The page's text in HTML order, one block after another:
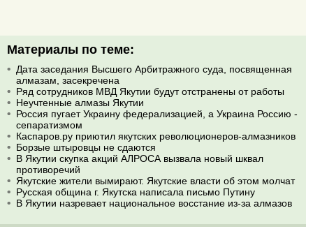
Материалы по теме:
Дата заседания Высшего Арбитражного суда, посвященная
алмазам, засекречена
Ряд сотрудников МВД Якутии будут отстранены от работы
Неучтенные алмазы Якутии
Россия пугает Украину федерализацией, а Украина Россию -
сепаратизмом
Каспаров.ру приютил якутских революционеров-алмазников
Борзые штыровцы не сдаются
В Якутии скупка акций АЛРОСА вызвала новый шквал
противоречий
Якутские жители вымирают. Якутские власти об этом молчат
Русская община г. Якутска написала письмо Путину
В Якутии назревает национальное восстание из-за алмазов